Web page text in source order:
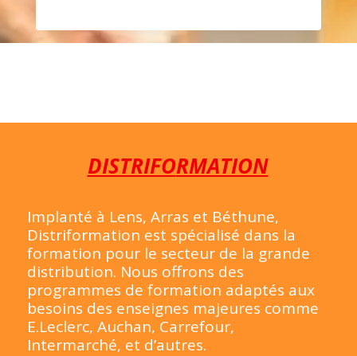
DISTRIFORMATION
Implanté à Lens, Arras et Béthune,
Distriformation est spécialisé dans la
formation pour le secteur de la grande
distribution. Nous offrons des
programmes de formation adaptés aux
besoins des enseignes majeures comme
E.Leclerc, Auchan, Carrefour,
Intermarché, et d’autres.